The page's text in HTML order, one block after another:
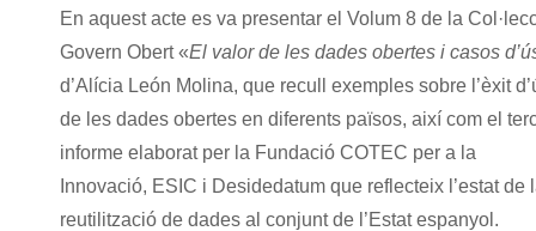
En aquest acte es va presentar el Volum 8 de la
Govern Obert «El valor de les dades obertes i casos
d’Alícia León Molina, que recull exemples sobre l’èxit
de les dades obertes en diferents països, així com el
informe elaborat per la Fundació COTEC per a la
Innovació, ESIC i Desidedatum que reflecteix l’estat de
reutilització de dades al conjunt de l’Estat espanyol.